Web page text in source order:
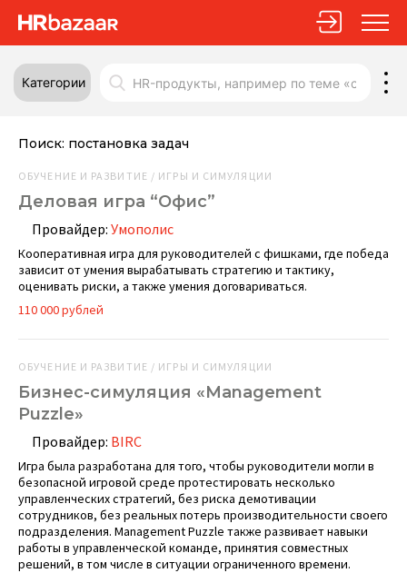
Категории
Поиск: постановка задач
ОБУЧЕНИЕ И РАЗВИТИЕ / ИГРЫ И СИМУЛЯЦИИ
Деловая игра “Офис”
Провайдер: Умополис
Кооперативная игра для руководителей с фишками, где победа
зависит от умения вырабатывать стратегию и тактику,
оценивать риски, а также умения договариваться.
110 000 рублей
ОБУЧЕНИЕ И РАЗВИТИЕ / ИГРЫ И СИМУЛЯЦИИ
Бизнес-симуляция «Management
Puzzle»
Провайдер: BIRC
Игра была разработана для того, чтобы руководители могли в
безопасной игровой среде протестировать несколько
управленческих стратегий, без риска демотивации
сотрудников, без реальных потерь производительности своего
подразделения. Management Puzzle также развивает навыки
работы в управленческой команде, принятия совместных
решений, в том числе в ситуации ограниченного времени.